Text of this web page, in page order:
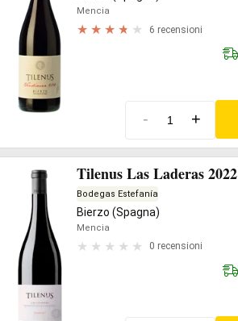
Mencia
6 recensioni
- +
Tilenus Las Laderas 2022
Bodegas Estefanía
Bierzo (Spagna)
Mencia
0 recensioni